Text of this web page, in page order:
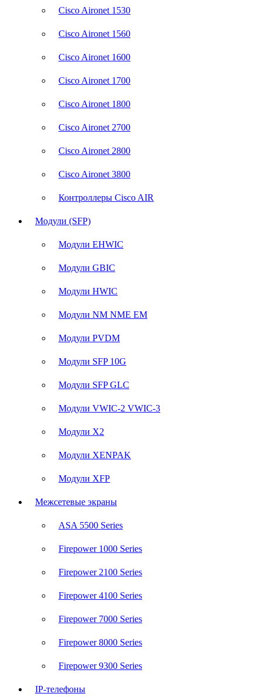
Cisco Aironet 1530
Cisco Aironet 1560
Cisco Aironet 1600
Cisco Aironet 1700
Cisco Aironet 1800
Cisco Aironet 2700
Cisco Aironet 2800
Cisco Aironet 3800
Контроллеры Cisco AIR
Модули (SFP)
Модули EHWIC
Модули GBIC
Модули HWIC
Модули NM NME EM
Модули PVDM
Модули SFP 10G
Модули SFP GLC
Модули VWIC-2 VWIC-3
Модули X2
Модули XENPAK
Модули XFP
Межсетевые экраны
ASA 5500 Series
Firepower 1000 Series
Firepower 2100 Series
Firepower 4100 Series
Firepower 7000 Series
Firepower 8000 Series
Firepower 9300 Series
IP-телефоны